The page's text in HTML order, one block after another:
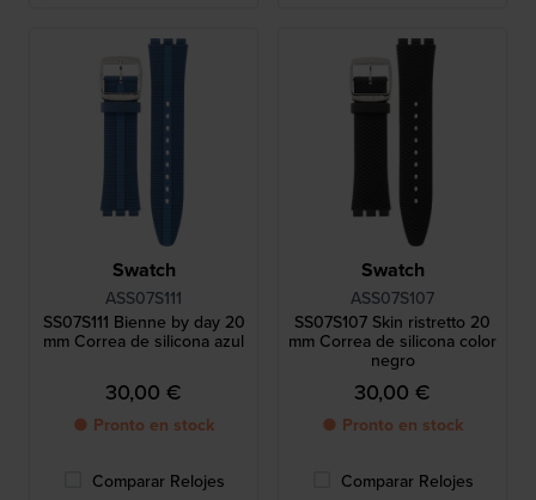
Swatch
ASS07S111
SS07S111 Bienne by day 20
mm Correa de silicona azul
30,00 €
● Pronto en stock
Comparar Relojes
Swatch
ASS07S107
SS07S107 Skin ristretto 20
mm Correa de silicona color
negro
30,00 €
● Pronto en stock
Comparar Relojes